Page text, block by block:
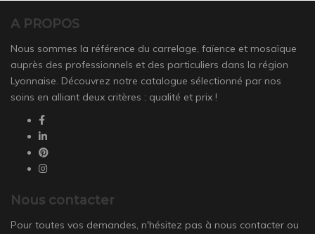
A PROPOS
Nous sommes la référence du carrelage, faïence et mosaïque
auprès des professionnels et des particuliers dans la région
Lyonnaise. Découvrez notre catalogue sélectionné par nos
soins en alliant deux critères : qualité et prix !
Nous contacter
Pour toutes vos demandes, n'hésitez pas à nous contacter ou